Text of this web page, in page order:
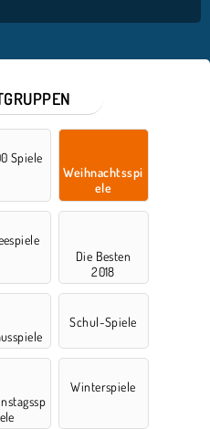
Spiele
Weihnachtsspi
ele
Die Besten
2018
Schul-Spiele
Winterspiele